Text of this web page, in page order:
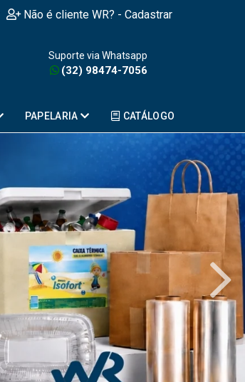
Não é cliente WR? - Cadastrar
Suporte via Whatsapp
(32) 98474-7056
PAPELARIA CATÁLOGO